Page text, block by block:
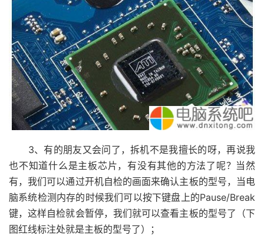
3、有的朋友又会问了，拆机不是我擅长的呀，再说我
也不知道什么是主板芯片，有没有其他的方法了呢？当然
有，我们可以通过开机自检的画面来确认主板的型号，当电
脑系统检测内存的时候我们可以按下键盘上的Pause/Break
键，这样自检就会暂停，我们就可以查看主板的型号了（下
图红线标注处就是主板的型号了）；